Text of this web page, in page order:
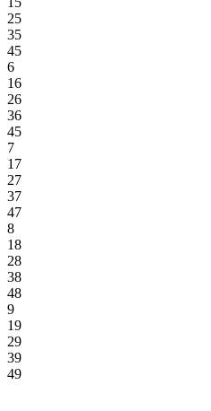
25
35
45
6
16
26
36
45
7
17
27
37
47
8
18
28
38
48
9
19
29
39
49